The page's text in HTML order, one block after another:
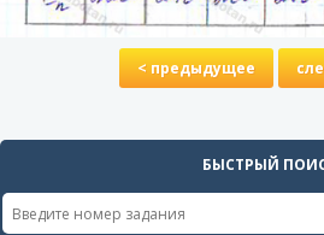
< предыдущее
БЫСТРЫЙ